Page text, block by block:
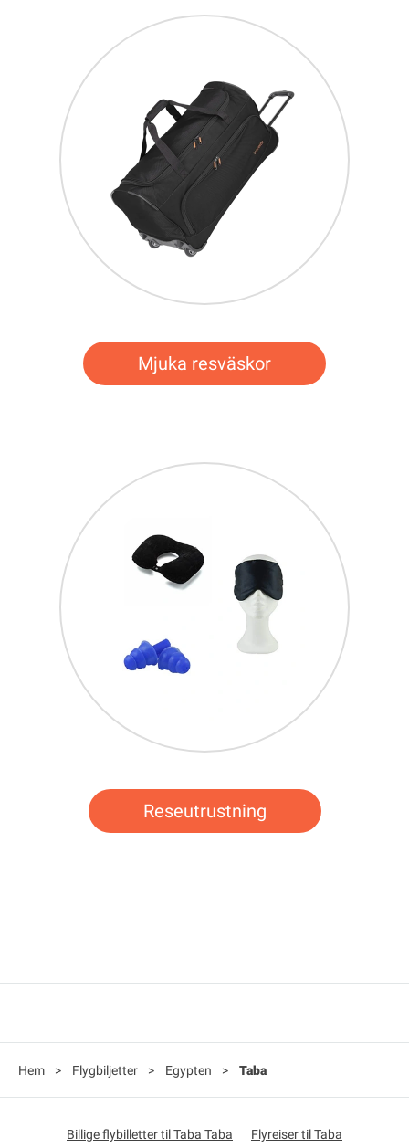
Mjuka resväskor
Reseutrustning
Hem > Flygbiljetter > Egypten > Taba
Billige flybilletter til Taba Taba Flyreiser til Taba